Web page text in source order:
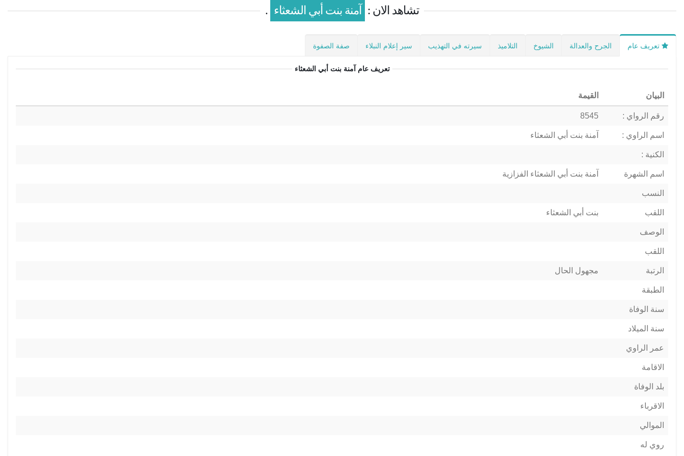
تشاهد الان : آمنة بنت أبي الشعثاء .
تعريف عام الجرح والعدالة الشيوخ التلاميذ سيرته في التهذيب سير إعلام النبلاء صفة الصفوة
تعريف عام آمنة بنت أبي الشعثاء
البيان القيمة
رقم الرواي : 8545
اسم الراوي : آمنة بنت أبي الشعثاء
الكنية :
اسم الشهرة آمنة بنت أبي الشعثاء الفزازية
النسب
اللقب بنت أبي الشعثاء
الوصف
اللقب
الرتبة مجهول الحال
الطبقة
سنة الوفاة
سنة الميلاد
عمر الراوي
الاقامة
بلد الوفاة
الاقرباء
الموالي
روي له